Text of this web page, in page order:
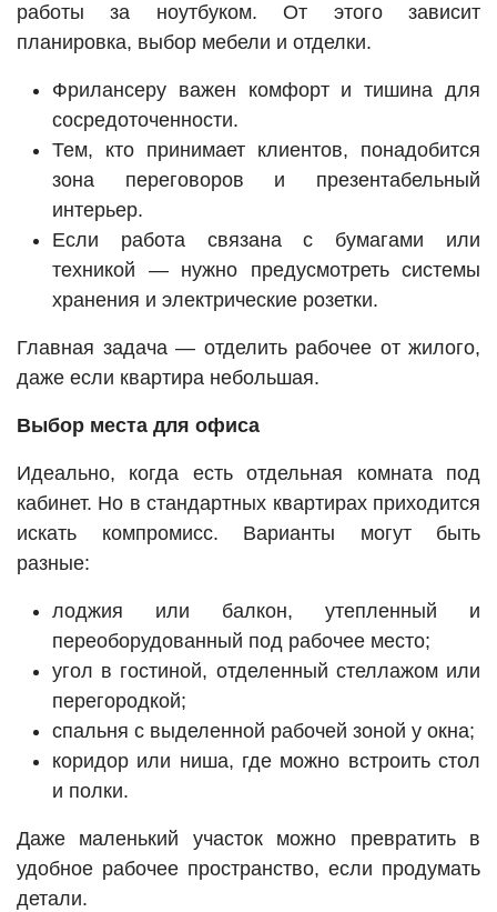
работы за ноутбуком. От этого зависит
планировка, выбор мебели и отделки.
Фрилансеру важен комфорт и тишина для
сосредоточенности.
Тем, кто принимает клиентов, понадобится
зона переговоров и презентабельный
интерьер.
Если работа связана с бумагами или
техникой — нужно предусмотреть системы
хранения и электрические розетки.
Главная задача — отделить рабочее от жилого,
даже если квартира небольшая.
Выбор места для офиса
Идеально, когда есть отдельная комната под
кабинет. Но в стандартных квартирах приходится
искать компромисс. Варианты могут быть
разные:
лоджия или балкон, утепленный и
переоборудованный под рабочее место;
угол в гостиной, отделенный стеллажом или
перегородкой;
спальня с выделенной рабочей зоной у окна;
коридор или ниша, где можно встроить стол
и полки.
Даже маленький участок можно превратить в
удобное рабочее пространство, если продумать
детали.